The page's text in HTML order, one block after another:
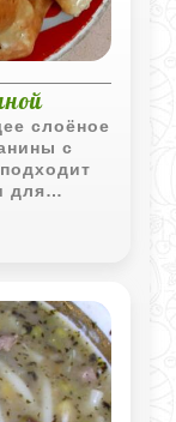
слоёное
с
для